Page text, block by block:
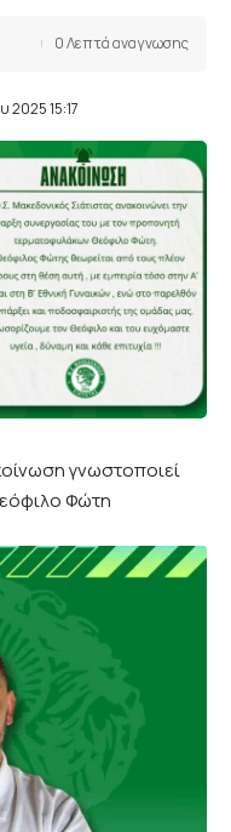
2025 15:17
0 Λεπτά αναγνωσης
γνωστοποιεί
Φώτη